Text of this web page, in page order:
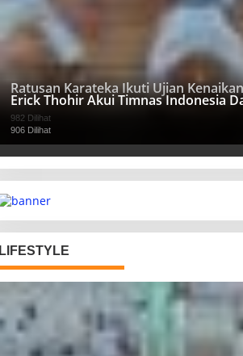
Ratusan Karateka Ikuti Ujian
982 Dilihat
Erick Thohir Akui Timnas Indonesia
906 Dilihat
LIFESTYLE